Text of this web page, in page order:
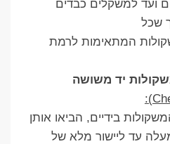
ועד למשקלים כבדים
שכל
המתאימות לרמת
יד משושה
בידיים, הביאו אותן
עד ליישור מלא של